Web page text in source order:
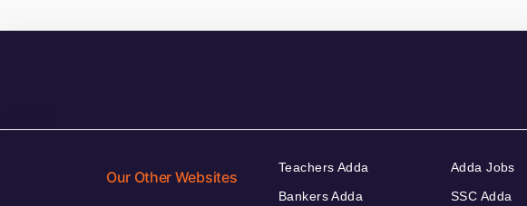
Our Other Websites
Teachers Adda
Bankers Adda
Adda Jobs
SSC Adda